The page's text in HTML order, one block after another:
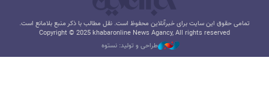
تمامی حقوق این سایت برای خبرآنلاین محفوظ است. نقل مطالب با ذکر منبع بلامانع است.
Copyright © 2025 khabaronline News Agancy, All rights reserved
طراحی و تولید: نستوه